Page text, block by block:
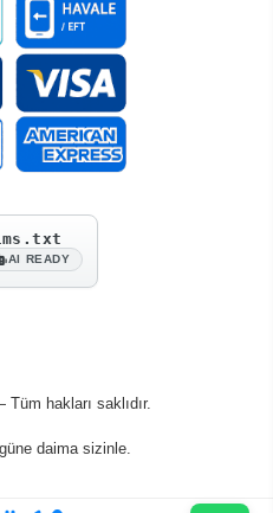
AI READY
hakları saklıdır.
daima sizinle.